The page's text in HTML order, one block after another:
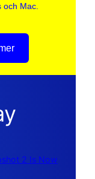
Mac.
2 Is Now